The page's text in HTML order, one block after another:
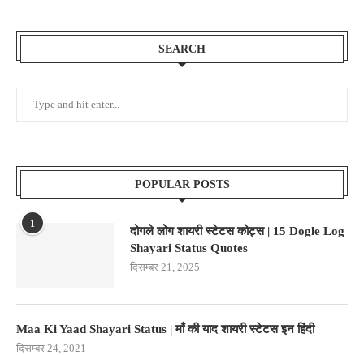
SEARCH
POPULAR POSTS
1
दोगले लोग शायरी स्टेटस कोट्स | 15 Dogle Log
Shayari Status Quotes
दिसम्बर 21, 2025
Maa Ki Yaad Shayari Status | माँ की याद शायरी स्टेटस इन हिंदी
दिसम्बर 24, 2021